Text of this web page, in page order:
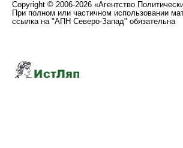
Copyright © 2006-2026 «Агентство
При полном или частичном использовании
ссылка на "АПН Северо-Запад" обязательна